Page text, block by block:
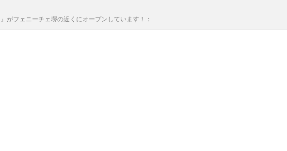
がフェニーチェ堺の近くにオープンしています！：